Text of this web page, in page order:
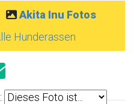
Akita Inu Fotos
Hunderassen